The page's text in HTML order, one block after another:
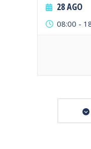
28 AGO
08:00 -